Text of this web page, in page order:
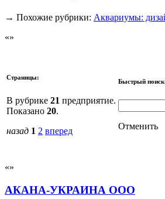
→ Похожие рубрики: Аквариумы:
Страницы:
В рубрике 21 предприятие.
Показано 20.
назад 1 2 вперед
Быстрый
Отменить
АКАНА-УКРАИНА ООО